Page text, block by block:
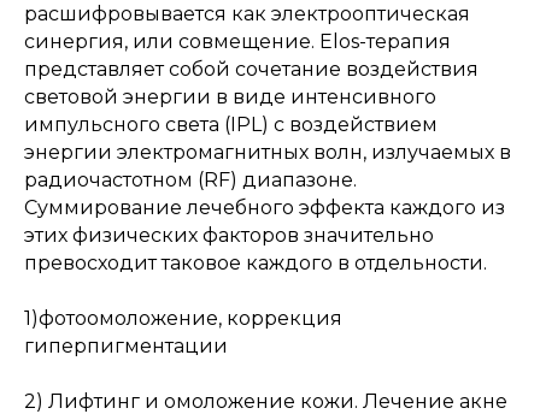
расшифровывается как электрооптическая
синергия, или совмещение. Elos-терапия
представляет собой сочетание воздействия
световой энергии в виде интенсивного
импульсного света (IPL) с воздействием
энергии электромагнитных волн, излучаемых в
радиочастотном (RF) диапазоне.
Суммирование лечебного эффекта каждого из
этих физических факторов значительно
превосходит таковое каждого в отдельности.
1)фотоомоложение, коррекция
гиперпигментации
2) Лифтинг и омоложение кожи. Лечение акне